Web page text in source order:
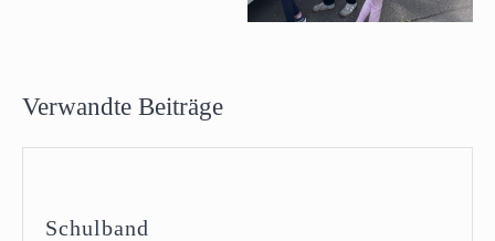
Verwandte Beiträge
Schulband